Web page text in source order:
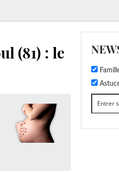
(81) : le